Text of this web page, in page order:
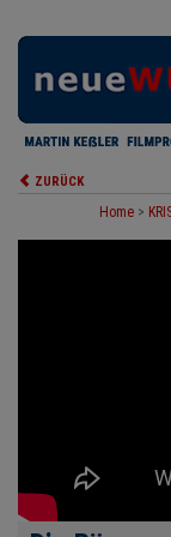
ZURÜCK
Home >